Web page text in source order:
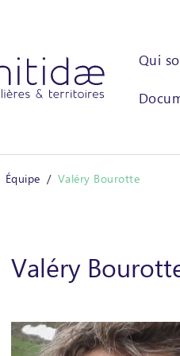
Qui
Équipe Valéry Bourotte
Valéry